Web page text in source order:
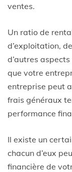
ventes.
Un ratio de
d’exploitation,
d’autres
que votre
entreprise peut
frais généraux
performance
Il existe un
chacun d’eux
financière de